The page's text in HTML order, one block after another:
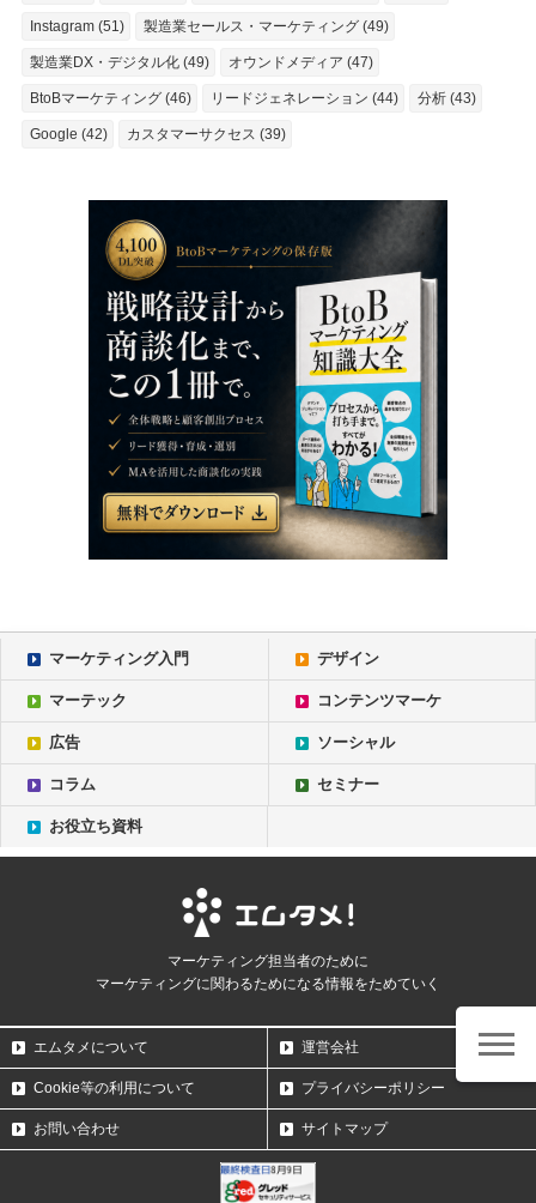
Instagram (51) 製造業セールス・マーケティング (49)
製造業DX・デジタル化 (49) オウンドメディア (47)
BtoBマーケティング (46) リードジェネレーション (44) 分析 (43)
Google (42) カスタマーサクセス (39)
マーケティング入門 デザイン
マーテック コンテンツマーケ
広告 ソーシャル
コラム セミナー
お役立ち資料
マーケティング担当者のために
マーケティングに関わるためになる情報をためていく
エムタメについて 運営会社
Cookie等の利用について プライバシーポリシー
お問い合わせ サイトマップ